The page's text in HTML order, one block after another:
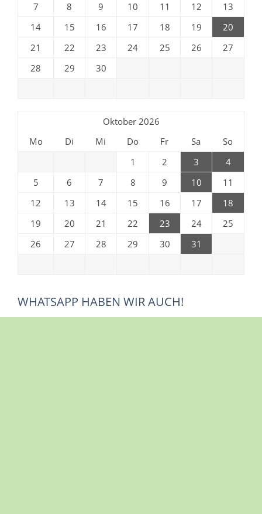
7
8 9 10 11 12
13
14
15 16 17 18 19
20
21
22 23 24 25 26
27
28
29 30
Oktober 2026
Mo
Di Mi Do Fr Sa
So
1
2 3
4
5
6 7 8 9 10
11
12
13 14 15 16 17
18
19
20 21 22 23 24
25
26
27 28 29 30 31
WHATSAPP HABEN WIR AUCH!